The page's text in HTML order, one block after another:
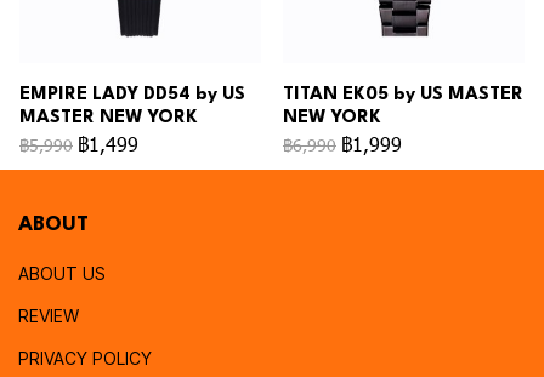
EMPIRE LADY DD54 by US
MASTER NEW YORK
฿5,990 ฿1,499
TITAN EK05 by US MASTER
NEW YORK
฿6,990 ฿1,999
ABOUT
ABOUT US
REVIEW
PRIVACY POLICY